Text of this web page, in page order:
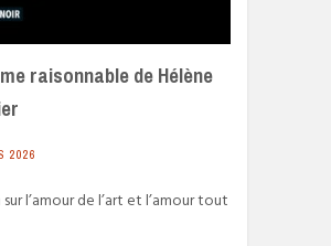
raisonnable de Hélène
2026
l’amour de l’art et l’amour tout